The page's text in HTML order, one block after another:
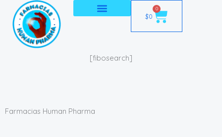
contenido
$0
0
Cart
[fibosearch]
Farmacias Human Pharma